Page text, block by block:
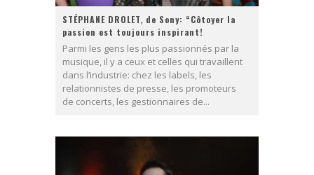
STÉPHANE DROLET, de Sony: “Côtoyer la
passion est toujours inspirant!
Parmi les gens les plus passionnés par la
musique, il y a ceux et celles qui travaillent
dans l’industrie: chez les labels, les
relationnistes de presse, les promoteurs
de concerts, les gestionnaires de...